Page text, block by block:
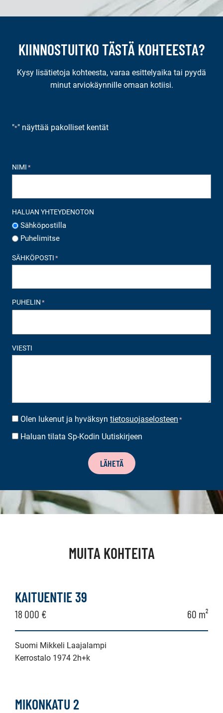
KIINNOSTUITKO TÄSTÄ KOHTEESTA?
Kysy lisätietoja kohteesta, varaa esittelyaika tai pyydä
minut arviokäynnille omaan kotiisi.
"*" näyttää pakolliset kentät
NIMI *
HALUAN YHTEYDENOTON
Sähköpostilla
Puhelimitse
SÄHKÖPOSTI *
PUHELIN *
VIESTI
SUOSTUMUS*
Olen lukenut ja hyväksyn tietosuojaselosteen *
UUTISKIRJEEN
Haluan tilata Sp-Kodin Uutiskirjeen
LÄHETÄ
MUITA KOHTEITA
KAITUENTIE 39
18 000 € 60 m²
Suomi Mikkeli Laajalampi
Kerrostalo 1974 2h+k
MIKONKATU 2